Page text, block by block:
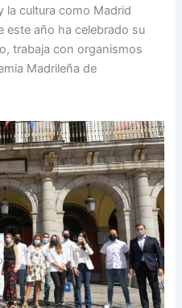
la cultura como Madrid
este año ha celebrado su
trabaja con organismos
Madrileña de